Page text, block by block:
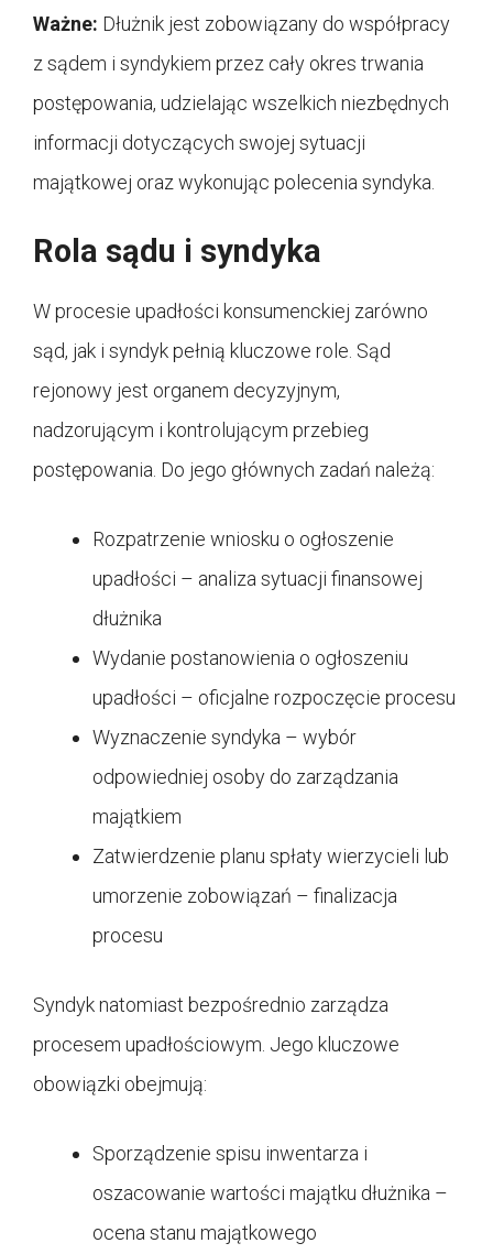
Ważne: Dłużnik jest zobowiązany do współpracy
z sądem i syndykiem przez cały okres trwania
postępowania, udzielając wszelkich niezbędnych
informacji dotyczących swojej sytuacji
majątkowej oraz wykonując polecenia syndyka.
Rola sądu i syndyka
W procesie upadłości konsumenckiej zarówno
sąd, jak i syndyk pełnią kluczowe role. Sąd
rejonowy jest organem decyzyjnym,
nadzorującym i kontrolującym przebieg
postępowania. Do jego głównych zadań należą:
Rozpatrzenie wniosku o ogłoszenie
upadłości – analiza sytuacji finansowej
dłużnika
Wydanie postanowienia o ogłoszeniu
upadłości – oficjalne rozpoczęcie procesu
Wyznaczenie syndyka – wybór
odpowiedniej osoby do zarządzania
majątkiem
Zatwierdzenie planu spłaty wierzycieli lub
umorzenie zobowiązań – finalizacja
procesu
Syndyk natomiast bezpośrednio zarządza
procesem upadłościowym. Jego kluczowe
obowiązki obejmują:
Sporządzenie spisu inwentarza i
oszacowanie wartości majątku dłużnika –
ocena stanu majątkowego